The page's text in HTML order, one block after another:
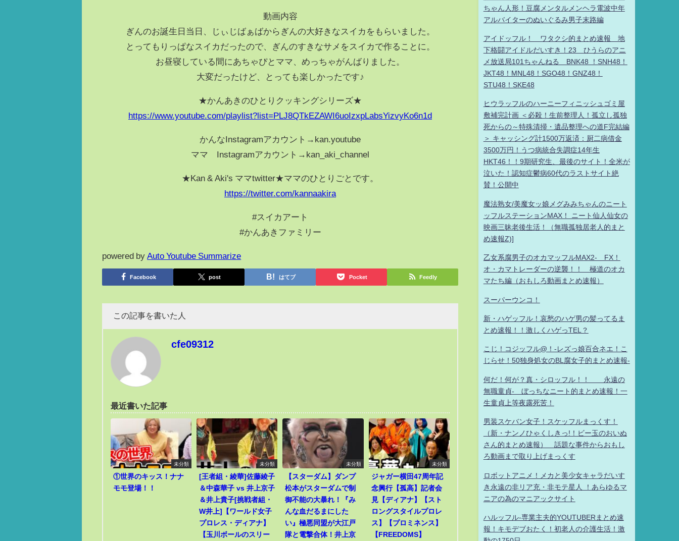
動画内容
ぎんのお誕生日当日、じぃじばぁばからぎんの大好きなスイカをもらいました。
とってもりっぱなスイカだったので、ぎんのすきなサメをスイカで作ることに。
お昼寝している間にあちゃぴとママ、めっちゃがんばりました。
大変だったけど、とっても楽しかったです♪
★かんあきのひとりクッキングシリーズ★
https://www.youtube.com/playlist?list=PLJ8QTkEZAWI6uoIzxpLabsYizvyKo6n1d
かんなInstagramアカウント→kan.youtube
ママ Instagramアカウント→kan_aki_channel
★Kan & Aki's ママtwitter★ママのひとりごとです。
https://twitter.com/kannaakira
#スイカアート
#かんあきファミリー
powered by Auto Youtube Summarize
Facebook post はてブ Pocket Feedly
この記事を書いた人
cfe09312
最近書いた記事
未分類
①世界のキッス！ナナ
モモ登場！！
未分類
[王者組・綾華]佐藤綾子
＆中森華子 vs 井上京子
＆井上貴子[挑戦者組・
W井上]【ワールド女子
プロレス・ディアナ】
【玉川ボールのスリー
未分類
【スターダム】ダンプ
松本がスターダムで制
御不能の大暴れ！『み
んな血だるまにした
い』極悪同盟が大江戸
隊と電撃合体！井上京
未分類
ジャガー横田47周年記
念興行【孤高】記者会
見【ディアナ】【スト
ロングスタイルプロレ
ス】【プロミネンス】
【FREEDOMS】
ちゃん人形！豆腐メンタルメンヘラ電波中年
アルバイターのぬいぐるみ男子末路編
アイドッフル！ ワタクシ的まとめ速報 地
下格闘アイドルだいすき！23 ひうらのアニ
メ放送局101ちゃんねる BNK48 ！SNH48！
JKT48！MNL48！SGO48！GNZ48！
STU48！SKE48
ヒウラッフルのハーニーフィニッシュゴミ屋
敷補完計画 ＜必殺！生前整理人！孤立し孤独
死からの～特殊清掃・遺品整理への道F完結編
＞ キャッシング計1500万返済：厨二病借金
3500万円！うつ病統合失調症14年生
HKT46！！9期研究生、最後のサイト！全米が
泣いた！認知症鬱病60代のラストサイト絶
賛！公開中
魔法熟女/美魔女ッ娘メグみみちゃんのニート
ッフルステーションMAX！ ニート仙人仙女の
映画三昧老後生活！（無職孤独居老人的まと
め速報Z)]
乙女系腐男子のオカマッフルMAX2- FX！
オ・カマトレーダーの逆襲！！ 極道のオカ
マたち編（おもしろ動画まとめ速報）
スーパーウンコ！
新・ハゲッフル！哀愁のハゲ男の髪ってるま
とめ速報！！激しくハゲっTEL？
こじ！コジッフル@！-レズっ娘百合ネエ！こ
じらせ！50独身処女のBL腐女子的まとめ速報-
何だ！何が？真・シロッフル！！ 永遠の
無職童貞- ぼっちなニート的まとめ速報！一
生童貞上等夜露死苦！
男装スケバン女子！スケッフルまっくす！
（新・ナンノひゃくしきっ!！ビー玉のおいぬ
さん的まとめ速報） 話題な事件からおもし
ろ動画まで取り上げまっくす
ロボットアニメ！メカと美少女キャラだいす
き永遠の非リア充・非モテ星人 ！あらゆるマ
ニアの為のマニアックサイト
ハルッフル-専業主夫的YOUTUBERまとめ速
報！キモデブおたく！初老人の介護生活！激